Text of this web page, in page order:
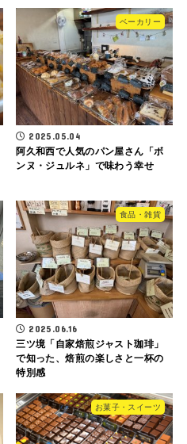
ベーカリー
2025.05.04
阿久和西で人気のパン屋さん「ボ
ンヌ・ジュルネ」で味わう幸せ
食品・雑貨
2025.06.16
三ツ境「自家焙煎ジャスト珈琲」
で知った、焙煎の楽しさと一杯の
特別感
お菓子・スイーツ